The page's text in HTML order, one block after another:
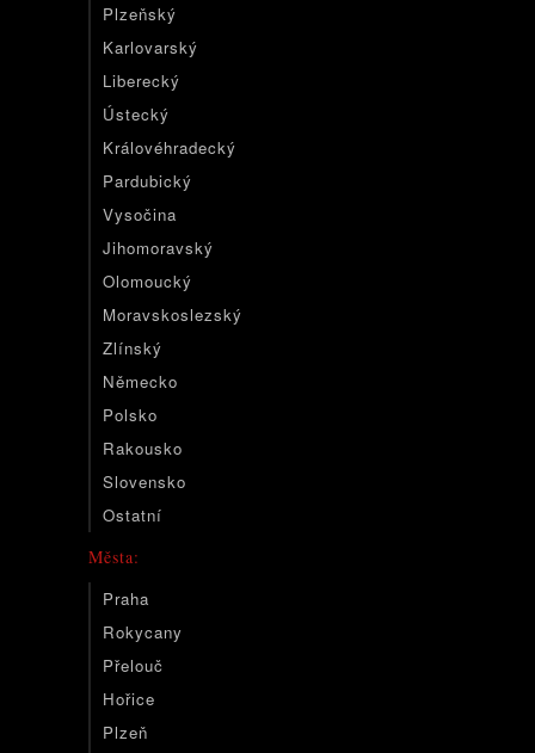
Plzeňský
Karlovarský
Liberecký
Ústecký
Královéhradecký
Pardubický
Vysočina
Jihomoravský
Olomoucký
Moravskoslezský
Zlínský
Německo
Polsko
Rakousko
Slovensko
Ostatní
Města:
Praha
Rokycany
Přelouč
Hořice
Plzeň